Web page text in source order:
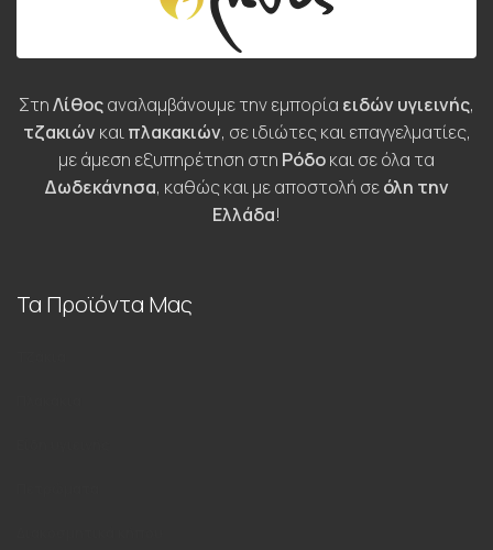
ΣτηΛίθοςαναλαμβάνουμε την εμπορία ειδών υγιεινής,
τζακιών καιπλακακιών, σε ιδιώτες και επαγγελματίες,
με άμεση εξυπηρέτηση στη Ρόδοκαι σε όλα τα
Δωδεκάνησα, καθώς και με αποστολή σεόλη την
Ελλάδα!
Τα Προϊόντα Μας